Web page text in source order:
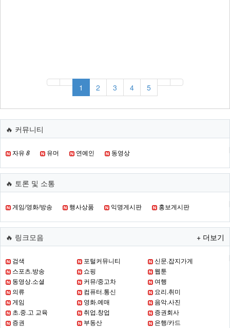
1 2 3 4 5
🔥 커뮤니티
자유 8 유머 연예인 동영상
🔥 토론 및 소통
게임/영화/방송 행사상품 익명게시판 홍보게시판
🔥 링크모음 + 더보기
검색 포털커뮤니티
신문.잡지가게
스포츠.방송
쇼핑
웹툰
동영상.소셜
커뮤/중고차
여행
의류
컴퓨터.통신
요리.취미
게임
영화.예매
음악.사진
초.중.고 교육
취업.창업
증권회사
증권
부동산 은행/카드